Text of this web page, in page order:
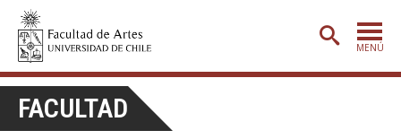
MENÚ
ADMISIÓN
FACULTAD